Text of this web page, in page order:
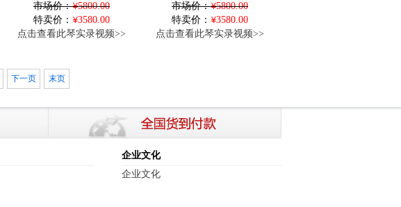
市场价： 5800.00
特卖价：
3580.00
点击查看此琴实录视频>>
市场价： 5800.00
特卖价：
3580.00
点击查看此琴实录视频>>
下一页 末页
企业文化
企业文化